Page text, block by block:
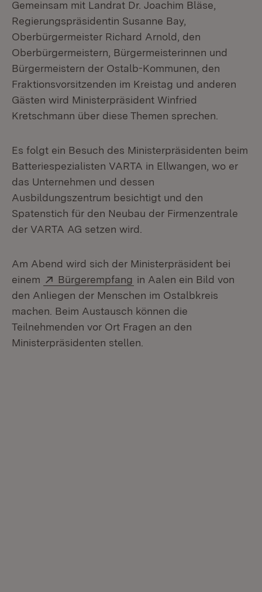
Gemeinsam mit Landrat Dr. Joachim Bläse,
Regierungspräsidentin Susanne Bay,
Oberbürgermeister Richard Arnold, den
Oberbürgermeistern, Bürgermeisterinnen und
Bürgermeistern der Ostalb-Kommunen, den
Fraktionsvorsitzenden im Kreistag und anderen
Gästen wird Ministerpräsident Winfried
Kretschmann über diese Themen sprechen.
Es folgt ein Besuch des Ministerpräsidenten beim
Batteriespezialisten VARTA in Ellwangen, wo er
das Unternehmen und dessen
Ausbildungszentrum besichtigt und den
Spatenstich für den Neubau der Firmenzentrale
der VARTA AG setzen wird.
Am Abend wird sich der Ministerpräsident bei
einem
Extern:
Bürgerempfang (Öffnet in neuem Fenster)
in Aalen ein Bild von
den Anliegen der Menschen im Ostalbkreis
machen. Beim Austausch können die
Teilnehmenden vor Ort Fragen an den
Ministerpräsidenten stellen.